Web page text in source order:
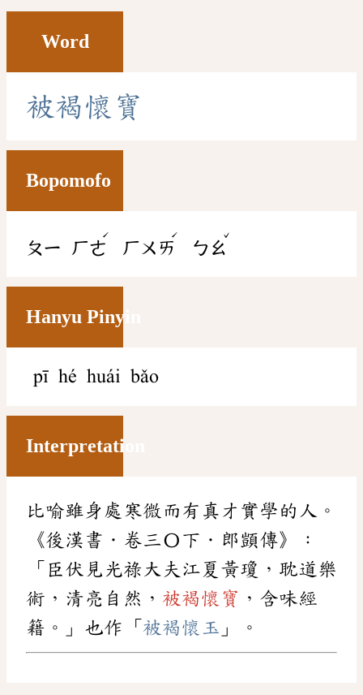
Word
被褐懷 寶
Bopomofo
ㄆㄧ ㄏㄜ
ˊ
ㄏㄨㄞ
ˊ
ㄅㄠ
ˇ
Hanyu Pinyin
pī hé huái bǎo
Interpretation
比喻雖身處寒微而有真才實學的人。
《後漢書．卷三〇下．郎顗傳》：
「臣伏見光祿大夫江夏黃瓊，耽道樂
術，清亮自然， 被褐懷寶 ，含味經
籍。」也作「 被褐懷玉 」。